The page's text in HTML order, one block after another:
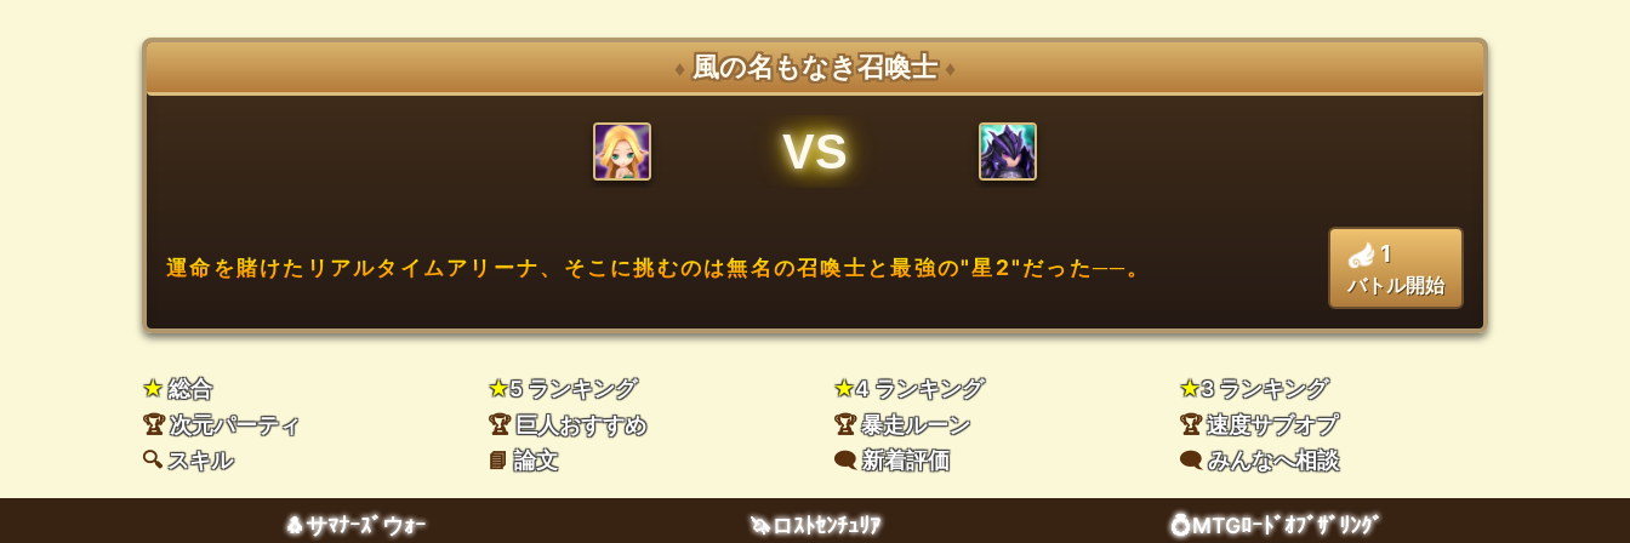
♦ 風の名もなき召喚士 ♦
VS
運命を賭けたリアルタイムアリーナ、そこに挑むのは無名の召喚士と最強の"星2"だった──。 1
バトル開始
★総合 ★5 ランキング ★4 ランキング ★3 ランキング
🏆次元パーティ 🏆巨人おすすめ 🏆暴走ルーン 🏆速度サブオプ
🔍スキル 📘論文 🗨️新着評価 🗨️みんなへ相談
🐧サﾏﾅｰｽﾞウｫｰ 🦄ロｽﾄｾﾝﾁｭﾘｱ 💍MTGﾛｰﾄﾞｵﾌﾞｻﾞﾘﾝｸﾞ